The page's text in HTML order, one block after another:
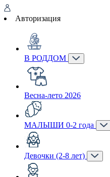
Авторизация
В РОДДОМ
Весна-лето 2026
МАЛЫШИ 0-2 года
Девочки (2-8 лет)